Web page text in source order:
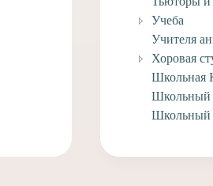
22 сентября, 2025
Учеба
Учителя
Хоровая
Школьная
Школьный
Школьный